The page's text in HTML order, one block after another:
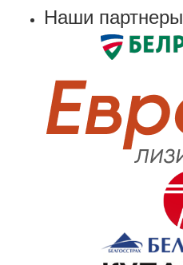
Наши партнеры